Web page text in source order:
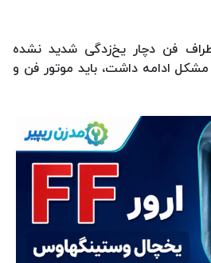
فن دچار یخ‌زدگی شدید نشده
مشکل ادامه داشت، باید موتور فن و